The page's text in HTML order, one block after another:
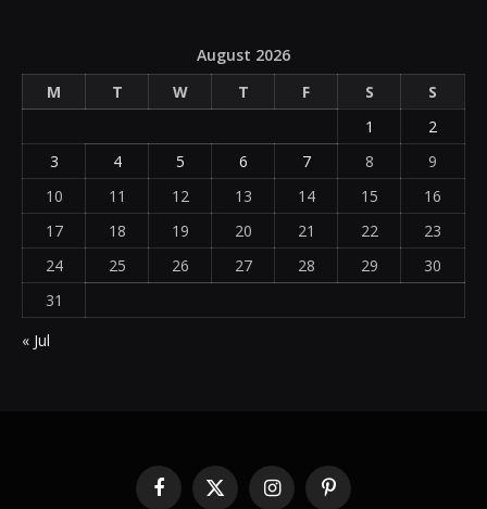
August 2026
M
T W T F S
S
1
2
3
4 5 6 7 8
9
10
11 12 13 14 15
16
17
18 19 20 21 22
23
24
25 26 27 28 29
30
31
« Jul
Facebook
X
InstagramPinterest